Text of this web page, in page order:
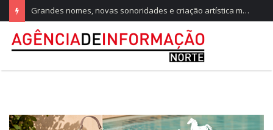
Grandes nomes, novas sonoridades e criação artística marcam a nova temporada do CTAL